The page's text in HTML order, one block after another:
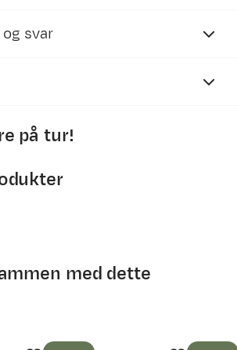
svar
på tur!
med dette